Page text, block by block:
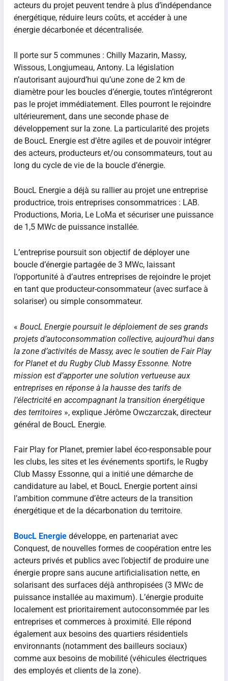
acteurs du projet peuvent tendre à plus d’indépendance
énergétique, réduire leurs coûts, et accéder à une
énergie décarbonée et décentralisée.
Il porte sur 5 communes : Chilly Mazarin, Massy,
Wissous, Longjumeau, Antony. La législation
n’autorisant aujourd’hui qu’une zone de 2 km de
diamètre pour les boucles d’énergie, toutes n’intégreront
pas le projet immédiatement. Elles pourront le rejoindre
ultérieurement, dans une seconde phase de
développement sur la zone. La particularité des projets
de BoucL Energie est d’être agiles et de pouvoir intégrer
des acteurs, producteurs et/ou consommateurs, tout au
long du cycle de vie de la boucle d’énergie.
BoucL Energie a déjà su rallier au projet une entreprise
productrice, trois entreprises consommatrices : LAB.
Productions, Moria, Le LoMa et sécuriser une puissance
de 1,5 MWc de puissance installée.
L’entreprise poursuit son objectif de déployer une
boucle d’énergie partagée de 3 MWc, laissant
l’opportunité à d’autres entreprises de rejoindre le projet
en tant que producteur-consommateur (avec surface à
solariser) ou simple consommateur.
« BoucL Energie poursuit le déploiement de ses grands
projets d’autoconsommation collective, aujourd’hui dans
la zone d’activités de Massy, avec le soutien de Fair Play
for Planet et du Rugby Club Massy Essonne. Notre
mission est d’apporter une solution vertueuse aux
entreprises en réponse à la hausse des tarifs de
l’électricité en accompagnant la transition énergétique
des territoires», explique Jérôme Owczarczak, directeur
général de BoucL Energie.
Fair Play for Planet, premier label éco-responsable pour
les clubs, les sites et les événements sportifs, le Rugby
Club Massy Essonne, qui a initié une démarche de
candidature au label, et BoucL Energie portent ainsi
l’ambition commune d’être acteurs de la transition
énergétique et de la décarbonation du territoire.
BoucL Energiedéveloppe, en partenariat avec
Conquest, de nouvelles formes de coopération entre les
acteurs privés et publics avec l’objectif de produire une
énergie propre sans aucune artificialisation nette, en
solarisant des surfaces déjà anthropisées (3 MWc de
puissance installée au maximum). L’énergie produite
localement est prioritairement autoconsommée par les
entreprises et commerces à proximité. Elle répond
également aux besoins des quartiers résidentiels
environnants (notamment des bailleurs sociaux)
comme aux besoins de mobilité (véhicules électriques
des employés et clients de la zone).